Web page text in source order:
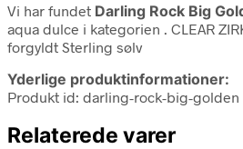
Vi har fundet Darling Rock Big
aqua dulce i kategorien . CLEAR
forgyldt Sterling sølv
Yderlige produktinformationer:
Produkt id: darling-rock-big-golden
Relaterede varer